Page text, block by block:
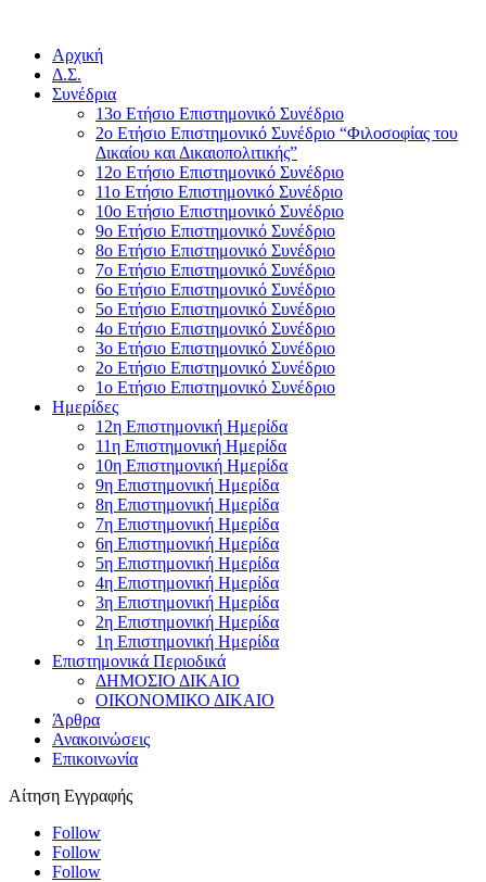
Αρχική
Δ.Σ.
Συνέδρια
13ο Ετήσιο Επιστημονικό Συνέδριο
2ο Ετήσιο Επιστημονικό Συνέδριο “Φιλοσοφίας του
Δικαίου και Δικαιοπολιτικής”
12ο Ετήσιο Επιστημονικό Συνέδριο
11ο Ετήσιο Επιστημονικό Συνέδριο
10ο Ετήσιο Επιστημονικό Συνέδριο
9ο Ετήσιο Επιστημονικό Συνέδριο
8ο Ετήσιο Επιστημονικό Συνέδριο
7ο Ετήσιο Επιστημονικό Συνέδριο
6ο Ετήσιο Επιστημονικό Συνέδριο
5ο Ετήσιο Επιστημονικό Συνέδριο
4ο Ετήσιο Επιστημονικό Συνέδριο
3ο Ετήσιο Επιστημονικό Συνέδριο
2ο Ετήσιο Επιστημονικό Συνέδριο
1ο Ετήσιο Επιστημονικό Συνέδριο
Ημερίδες
12η Επιστημονική Ημερίδα
11η Επιστημονική Ημερίδα
10η Επιστημονική Ημερίδα
9η Επιστημονική Ημερίδα
8η Επιστημονική Ημερίδα
7η Επιστημονική Ημερίδα
6η Επιστημονική Ημερίδα
5η Επιστημονική Ημερίδα
4η Επιστημονική Ημερίδα
3η Επιστημονική Ημερίδα
2η Επιστημονική Ημερίδα
1η Επιστημονική Ημερίδα
Επιστημονικά Περιοδικά
ΔΗΜΟΣΙΟ ΔΙΚΑΙΟ
ΟΙΚΟΝΟΜΙΚΟ ΔΙΚΑΙΟ
Άρθρα
Ανακοινώσεις
Επικοινωνία
Αίτηση Εγγραφής
Follow
Follow
Follow